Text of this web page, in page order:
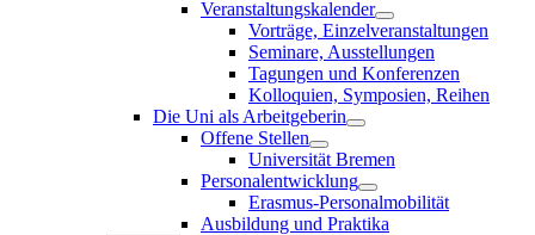
Veranstaltungskalender
Vorträge, Einzelveranstaltungen
Seminare, Ausstellungen
Tagungen und Konferenzen
Kolloquien, Symposien, Reihen
Die Uni als Arbeitgeberin
Offene Stellen
Universität Bremen
Personalentwicklung
Erasmus-Personalmobilität
Ausbildung und Praktika